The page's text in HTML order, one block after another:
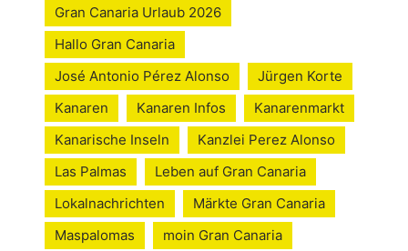
Gran Canaria Urlaub 2026
Hallo Gran Canaria
José Antonio Pérez Alonso
Jürgen Korte
Kanaren
Kanaren Infos
Kanarenmarkt
Kanarische Inseln
Kanzlei Perez Alonso
Las Palmas
Leben auf Gran Canaria
Lokalnachrichten
Märkte Gran Canaria
Maspalomas
moin Gran Canaria